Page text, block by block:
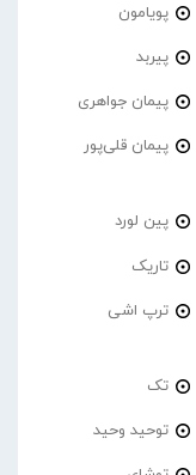
پویامون
پیربد
پیمان جواهری
پیمان قلی‌پور
پین لورد
تاریک
ترپ اشی
تک
توحید وحید